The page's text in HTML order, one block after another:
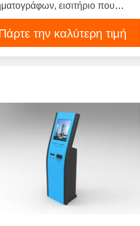
εισιτήριο που
τα τερματικά
την καλύτερη τιμή